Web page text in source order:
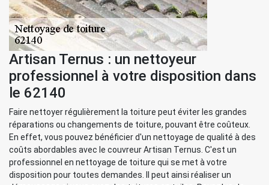
Artisan Ternus : un nettoyeur
professionnel à votre disposition dans
le 62140
Faire nettoyer régulièrement la toiture peut éviter les grandes
réparations ou changements de toiture, pouvant être coûteux.
En effet, vous pouvez bénéficier d'un nettoyage de qualité à des
coûts abordables avec le couvreur Artisan Ternus. C'est un
professionnel en nettoyage de toiture qui se met à votre
disposition pour toutes demandes. Il peut ainsi réaliser un